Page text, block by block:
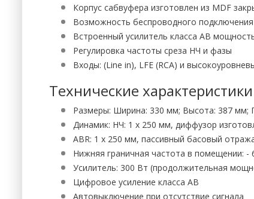
Корпус сабвуфера изготовлен из MDF
Возможность беспроводного
Встроенный усилитель класса AB
Регулировка частоты среза НЧ и фазы
Входы: (Line in), LFE (RCA) и
Технические
Размеры: Ширина: 330 мм; Высота: 387 мм;
Динамик: НЧ: 1 х 250 мм, диффузор
ABR: 1 x 250 мм, пассивный басовый
Нижняя граничная частота в помещении: -
Усилитель: 300 Вт (продолжительная
Цифровое усиление класса AB
Автовыключение при отсутствие сигнала